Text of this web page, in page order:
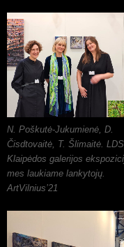
N. Poškutė-Jukumienė, D.
Čisdtovaitė, T. Šlimaitė. LDS
Klaipėdos galerijos
mes laukiame lankytojų.
ArtVilnius’21